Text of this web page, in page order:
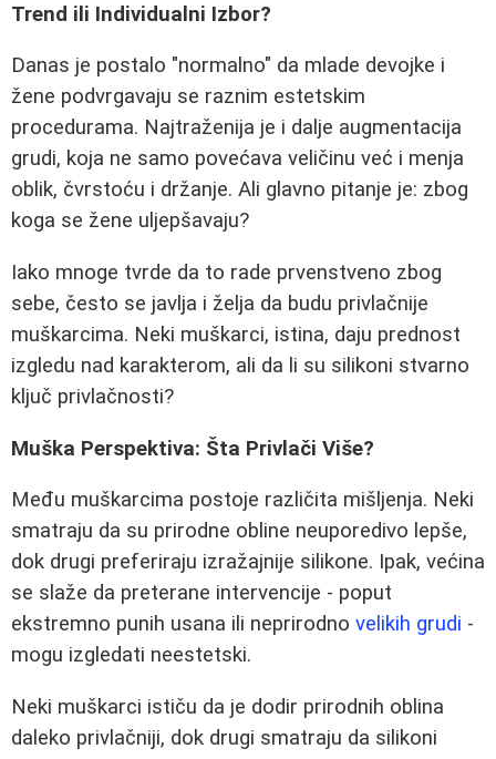
Trend ili Individualni Izbor?
Danas je postalo "normalno" da mlade devojke i
žene podvrgavaju se raznim estetskim
procedurama. Najtraženija je i dalje augmentacija
grudi, koja ne samo povećava veličinu već i menja
oblik, čvrstoću i držanje. Ali glavno pitanje je: zbog
koga se žene uljepšavaju?
Iako mnoge tvrde da to rade prvenstveno zbog
sebe, često se javlja i želja da budu privlačnije
muškarcima. Neki muškarci, istina, daju prednost
izgledu nad karakterom, ali da li su silikoni stvarno
ključ privlačnosti?
Muška Perspektiva: Šta Privlači Više?
Među muškarcima postoje različita mišljenja. Neki
smatraju da su prirodne obline neuporedivo lepše,
dok drugi preferiraju izražajnije silikone. Ipak, većina
se slaže da preterane intervencije - poput
ekstremno punih usana ili neprirodno velikih grudi -
mogu izgledati neestetski.
Neki muškarci ističu da je dodir prirodnih oblina
daleko privlačniji, dok drugi smatraju da silikoni